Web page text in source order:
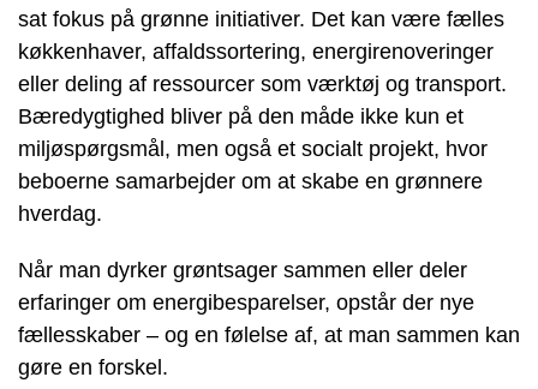
sat fokus på grønne initiativer. Det kan være fælles
køkkenhaver, affaldssortering, energirenoveringer
eller deling af ressourcer som værktøj og transport.
Bæredygtighed bliver på den måde ikke kun et
miljøspørgsmål, men også et socialt projekt, hvor
beboerne samarbejder om at skabe en grønnere
hverdag.
Når man dyrker grøntsager sammen eller deler
erfaringer om energibesparelser, opstår der nye
fællesskaber – og en følelse af, at man sammen kan
gøre en forskel.